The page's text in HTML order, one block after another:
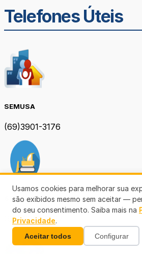
Telefones Úteis
SEMUSA
(69)3901-3176
SEMOB PVH
(69) 3901-3167
Usamos cookies para melhorar sua
são exibidos mesmo sem aceitar —
do seu consentimento. Saiba mais na
Privacidade.
Aceitar todos Configurar